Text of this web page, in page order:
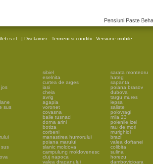
Pensiuni Paste
s.r.l. | Disclaimer - Termeni si conditii Versiune mobile
jos
sus
sus
sibiel
eselnita
curtea de arges
iasi
cheia
avrig
agapia
voronet
covasna
baile tusnad
dorna arini
botiza
corbeni
manastirea humorului
poiana marului
slanic moldova
campulung moldovenesc
cluj napoca
valea draganului
sarata monteoru
hateg
sapanta
poiana brasov
dubova
targu mures
lepsa
saliste
polovragi
mila 23
poienile izei
rau de mori
murighiol
brazi
valea doftanei
colibita
sulina
horezu
dambovicioara